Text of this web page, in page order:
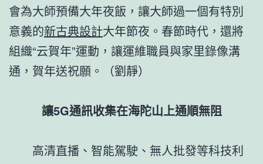
會為大師預備大年夜飯，讓大師過一個有特別
意義的新古典設計大年節夜。春節時代，還將
組織“云賀年”運動，讓運維職員與家里錄像溝
通，賀年送祝願。（劉靜）
讓5G通訊收集在海陀山上通順無阻
高清直播、智能駕駛、無人批發等科技利